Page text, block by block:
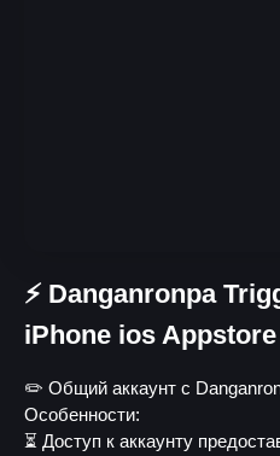
⚡ Danganronpa
iPhone ios
✏️ Общий аккаунт с
Особенности:
⏳ Доступ к аккаунту